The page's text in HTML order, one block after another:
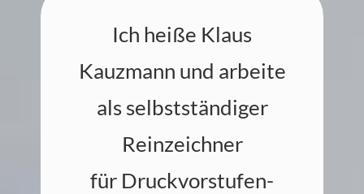
Ich heiße Klaus
Kauzmann und arbeite
als selbst­ständiger
Rein­zeichner
für Druck­vorstufen-